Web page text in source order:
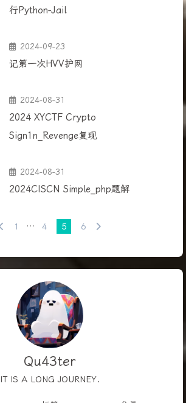
行Python-Jail
2024-09-23
记第一次HVV护网
2024-08-31
2024 XYCTF Crypto
Sign1n_Revenge复现
2024-08-31
2024CISCN Simple_php题解
1 … 4 5 6
Qu43ter
IT IS A LONG JOURNEY.